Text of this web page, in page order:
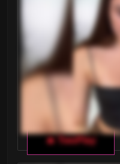
🔥 TwoPlay